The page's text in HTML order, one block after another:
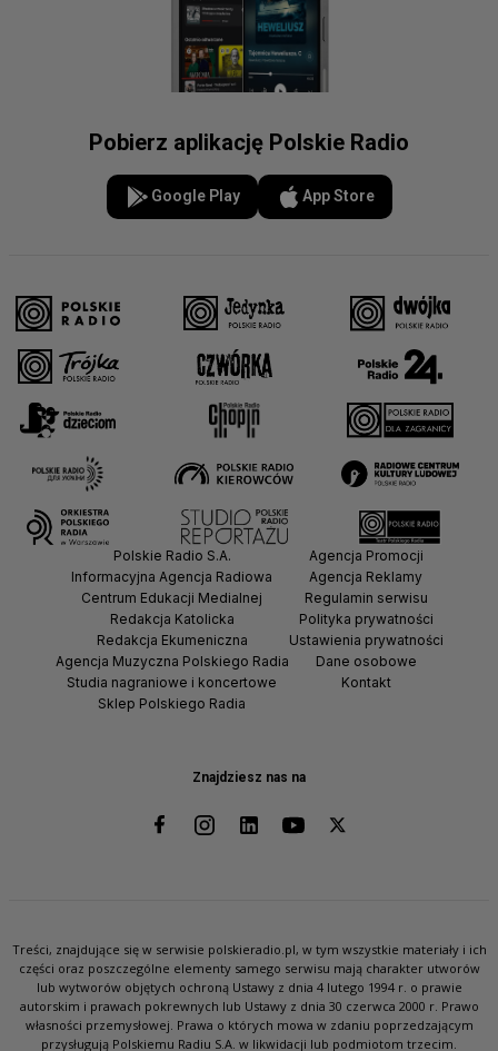
Pobierz aplikację Polskie Radio
Google Play App Store
Znajdziesz nas na
Polskie Radio S.A.
Informacyjna Agencja Radiowa
Centrum Edukacji Medialnej
Redakcja Katolicka
Redakcja Ekumeniczna
Agencja Muzyczna Polskiego Radia
Studia nagraniowe i koncertowe
Sklep Polskiego Radia
Agencja Promocji
Agencja Reklamy
Regulamin serwisu
Polityka prywatności
Ustawienia prywatności
Dane osobowe
Kontakt
Treści, znajdujące się w serwisie polskieradio.pl, w tym wszystkie materiały i ich
części oraz poszczególne elementy samego serwisu mają charakter utworów
lub wytworów objętych ochroną Ustawy z dnia 4 lutego 1994 r. o prawie
autorskim i prawach pokrewnych lub Ustawy z dnia 30 czerwca 2000 r. Prawo
własności przemysłowej. Prawa o których mowa w zdaniu poprzedzającym
przysługują Polskiemu Radiu S.A. w likwidacji lub podmiotom trzecim.